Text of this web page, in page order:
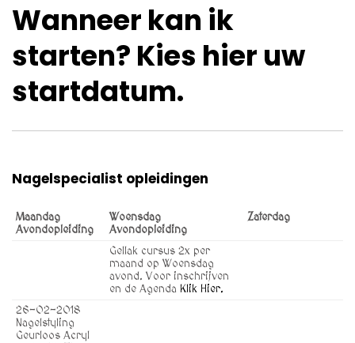
Wanneer kan ik
starten? Kies hier uw
startdatum.
Nagelspecialist opleidingen
Maandag
Avondopleiding
Woensdag
Avondopleiding
Zaterdag
Gellak cursus 2x per
maand op Woensdag
avond. Voor inschrijven
en de Agenda Klik Hier.
26-02-2018
Nagelstyling
Geurloos Acryl